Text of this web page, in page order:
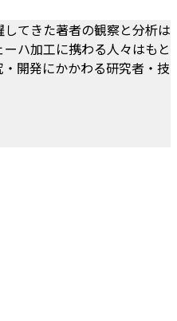
てきた著者の観察と分析は
ハ加工に携わる人々はもと
開発にかかわる研究者・技